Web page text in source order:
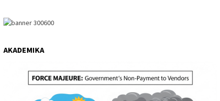
AKADEMIKA